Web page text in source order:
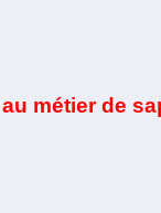
métier de